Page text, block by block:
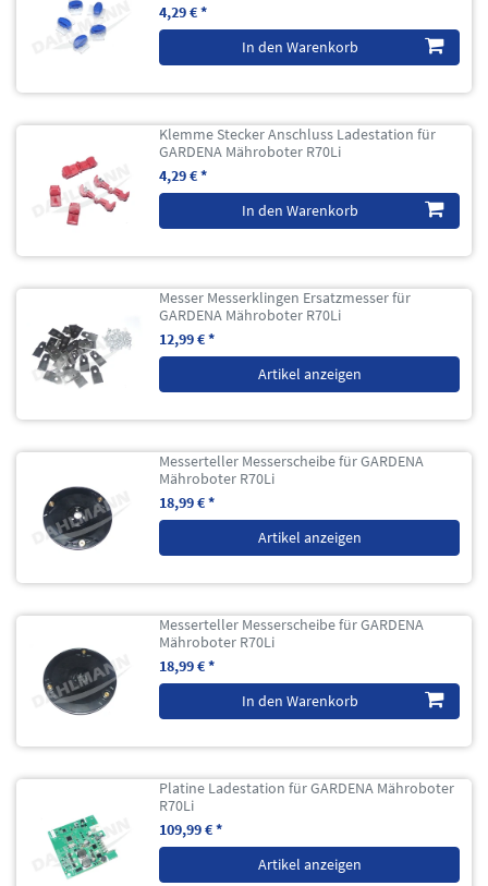
4,29 € *
In den Warenkorb
Klemme Stecker Anschluss Ladestation für
GARDENA Mähroboter R70Li
4,29 € *
In den Warenkorb
Messer Messerklingen Ersatzmesser für
GARDENA Mähroboter R70Li
12,99 € *
Artikel anzeigen
Messerteller Messerscheibe für GARDENA
Mähroboter R70Li
18,99 € *
Artikel anzeigen
Messerteller Messerscheibe für GARDENA
Mähroboter R70Li
18,99 € *
In den Warenkorb
Platine Ladestation für GARDENA Mähroboter
R70Li
109,99 € *
Artikel anzeigen